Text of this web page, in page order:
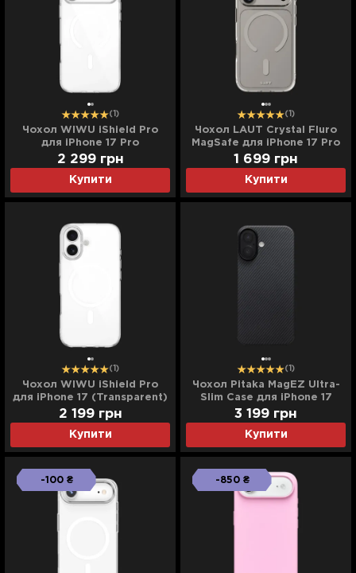
(1)
Чохол WIWU iShield Pro
для iPhone 17 Pro
(Transparent)
Купити
2 299 грн
(1)
Чохол LAUT Crystal Fluro
MagSafe для iPhone 17 Pro
(Clear Grey)
Купити
1 699 грн
(1)
Чохол WIWU iShield Pro
для iPhone 17 (Transparent)
Купити
2 199 грн
(1)
Чохол Pitaka MagEZ Ultra-
Slim Case для iPhone 17
(Black/Grey)
Купити
3 199 грн
-100 ₴ -850 ₴